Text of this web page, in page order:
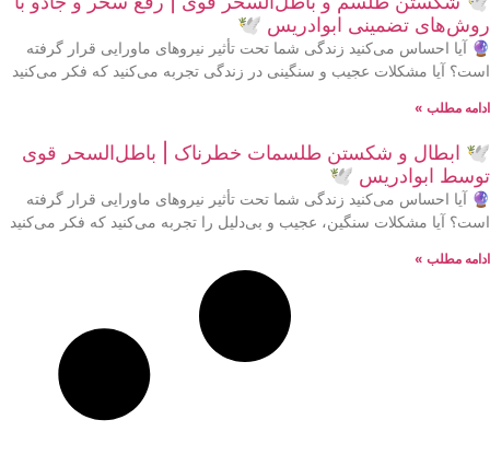
روش‌های تضمینی ابوادریس 🕊
🔮 آیا احساس می‌کنید زندگی شما تحت تأثیر نیروهای ماورایی قرار گرفته
است؟ آیا مشکلات عجیب و سنگینی در زندگی تجربه می‌کنید که فکر می‌کنید
ادامه مطلب »
🕊 ابطال و شکستن طلسمات خطرناک | باطل‌السحر قوی
توسط ابوادریس 🕊
🔮 آیا احساس می‌کنید زندگی شما تحت تأثیر نیروهای ماورایی قرار گرفته
است؟ آیا مشکلات سنگین، عجیب و بی‌دلیل را تجربه می‌کنید که فکر می‌کنید
ادامه مطلب »